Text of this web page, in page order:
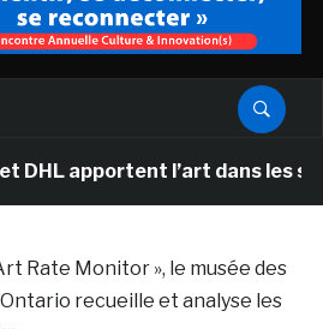
apportent l’art dans les
Rate Monitor », le musée des
recueille et analyse les